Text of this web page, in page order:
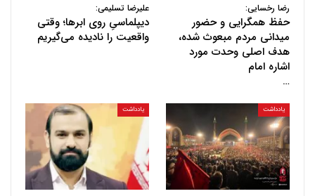
رضا رخسایی:
حفظ همگرایی و حضور
میدانی مردم مبعوث شده،
هدف اصلی وحدت مورد
اشاره امام
…
علیرضا تسلیمی:
دیپلماسیِ روی ابرها؛ وقتی
واقعیت را نادیده می‌گیریم
یادداشت یادداشت